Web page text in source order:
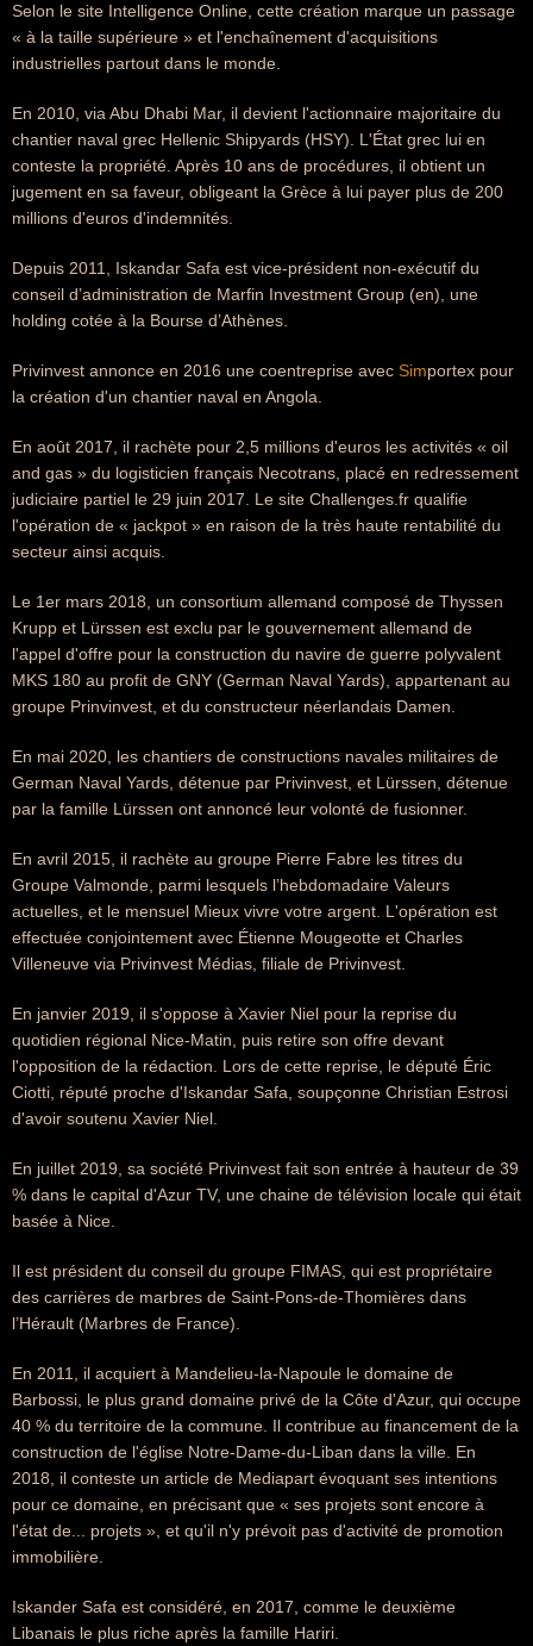
Selon le site Intelligence Online, cette création marque un passage
« à la taille supérieure » et l'enchaînement d'acquisitions
industrielles partout dans le monde.
En 2010, via Abu Dhabi Mar, il devient l'actionnaire majoritaire du
chantier naval grec Hellenic Shipyards (HSY). L'État grec lui en
conteste la propriété. Après 10 ans de procédures, il obtient un
jugement en sa faveur, obligeant la Grèce à lui payer plus de 200
millions d'euros d'indemnités.
Depuis 2011, Iskandar Safa est vice-président non-exécutif du
conseil d’administration de Marfin Investment Group (en), une
holding cotée à la Bourse d’Athènes.
Privinvest annonce en 2016 une coentreprise avec Simportex pour
la création d'un chantier naval en Angola.
En août 2017, il rachète pour 2,5 millions d'euros les activités « oil
and gas » du logisticien français Necotrans, placé en redressement
judiciaire partiel le 29 juin 2017. Le site Challenges.fr qualifie
l'opération de « jackpot » en raison de la très haute rentabilité du
secteur ainsi acquis.
Le 1er mars 2018, un consortium allemand composé de Thyssen
Krupp et Lürssen est exclu par le gouvernement allemand de
l'appel d'offre pour la construction du navire de guerre polyvalent
MKS 180 au profit de GNY (German Naval Yards), appartenant au
groupe Prinvinvest, et du constructeur néerlandais Damen.
En mai 2020, les chantiers de constructions navales militaires de
German Naval Yards, détenue par Privinvest, et Lürssen, détenue
par la famille Lürssen ont annoncé leur volonté de fusionner.
En avril 2015, il rachète au groupe Pierre Fabre les titres du
Groupe Valmonde, parmi lesquels l’hebdomadaire Valeurs
actuelles, et le mensuel Mieux vivre votre argent. L'opération est
effectuée conjointement avec Étienne Mougeotte et Charles
Villeneuve via Privinvest Médias, filiale de Privinvest.
En janvier 2019, il s'oppose à Xavier Niel pour la reprise du
quotidien régional Nice-Matin, puis retire son offre devant
l'opposition de la rédaction. Lors de cette reprise, le député Éric
Ciotti, réputé proche d'Iskandar Safa, soupçonne Christian Estrosi
d'avoir soutenu Xavier Niel.
En juillet 2019, sa société Privinvest fait son entrée à hauteur de 39
% dans le capital d'Azur TV, une chaine de télévision locale qui était
basée à Nice.
Il est président du conseil du groupe FIMAS, qui est propriétaire
des carrières de marbres de Saint-Pons-de-Thomières dans
l’Hérault (Marbres de France).
En 2011, il acquiert à Mandelieu-la-Napoule le domaine de
Barbossi, le plus grand domaine privé de la Côte d'Azur, qui occupe
40 % du territoire de la commune. Il contribue au financement de la
construction de l'église Notre-Dame-du-Liban dans la ville. En
2018, il conteste un article de Mediapart évoquant ses intentions
pour ce domaine, en précisant que « ses projets sont encore à
l'état de... projets », et qu'il n'y prévoit pas d'activité de promotion
immobilière.
Iskander Safa est considéré, en 2017, comme le deuxième
Libanais le plus riche après la famille Hariri.